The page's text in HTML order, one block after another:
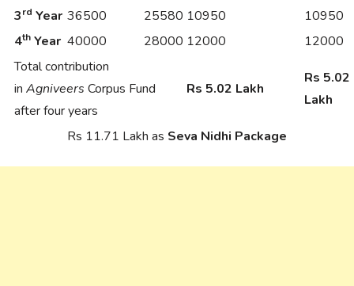
3rd Year 36500 25580 10950
10950
4th Year 40000 28000 12000
12000
Total contribution
in Agniveers Corpus Fund
after four years
Rs 5.02 Lakh
Rs 5.02
Lakh
Rs 11.71 Lakh as Seva Nidhi Package